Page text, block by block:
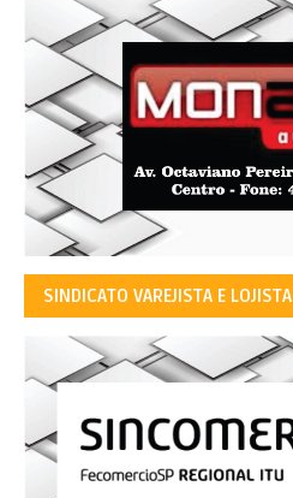
SINDICATO VAREJISTA E LOJISTA